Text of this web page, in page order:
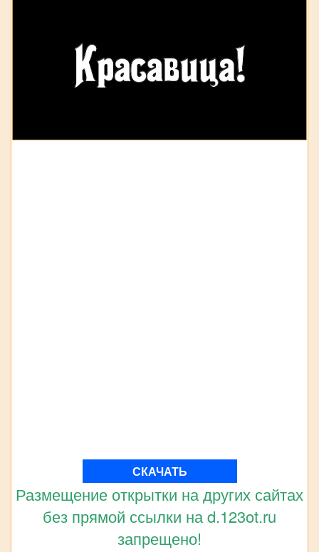
СКАЧАТЬ
Размещение открытки на других сайтах
без прямой ссылки на d.123ot.ru
запрещено!